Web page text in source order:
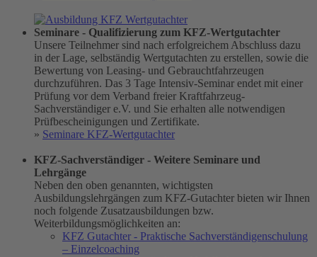
Seminare - Qualifizierung zum KFZ-Wertgutachter
Unsere Teilnehmer sind nach erfolgreichem Abschluss dazu
in der Lage, selbständig Wertgutachten zu erstellen, sowie die
Bewertung von Leasing- und Gebrauchtfahrzeugen
durchzuführen. Das 3 Tage Intensiv-Seminar endet mit einer
Prüfung vor dem Verband freier Kraftfahrzeug-
Sachverständiger e.V. und Sie erhalten alle notwendigen
Prüfbescheinigungen und Zertifikate.
» Seminare KFZ-Wertgutachter
KFZ-Sachverständiger - Weitere Seminare und
Lehrgänge
Neben den oben genannten, wichtigsten
Ausbildungslehrgängen zum KFZ-Gutachter bieten wir Ihnen
noch folgende Zusatzausbildungen bzw.
Weiterbildungsmöglichkeiten an:
KFZ Gutachter - Praktische Sachverständigenschulung
– Einzelcoaching